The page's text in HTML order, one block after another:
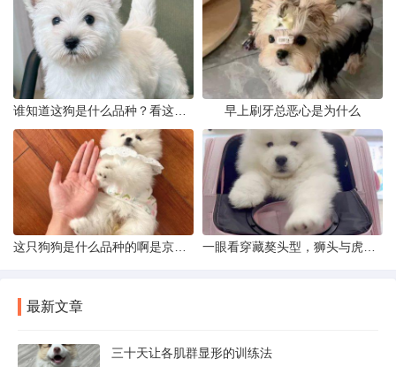
早上刷牙总恶心是为什么
最新文章
三十天让各肌群显形的训练法